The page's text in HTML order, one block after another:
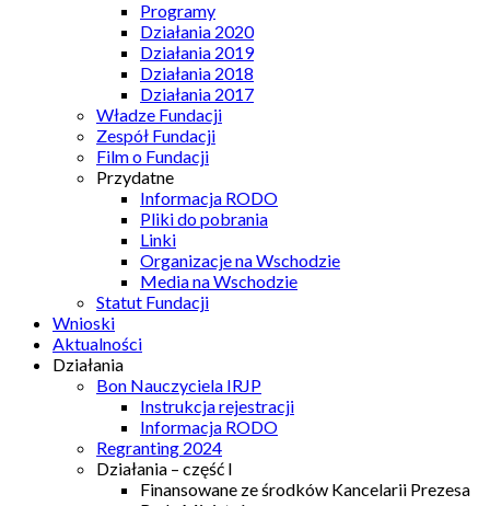
Programy
Działania 2020
Działania 2019
Działania 2018
Działania 2017
Władze Fundacji
Zespół Fundacji
Film o Fundacji
Przydatne
Informacja RODO
Pliki do pobrania
Linki
Organizacje na Wschodzie
Media na Wschodzie
Statut Fundacji
Wnioski
Aktualności
Działania
Bon Nauczyciela IRJP
Instrukcja rejestracji
Informacja RODO
Regranting 2024
Działania – część I
Finansowane ze środków Kancelarii Prezesa